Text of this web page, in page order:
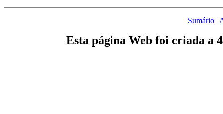
Sumário |
Esta página Web foi criada a